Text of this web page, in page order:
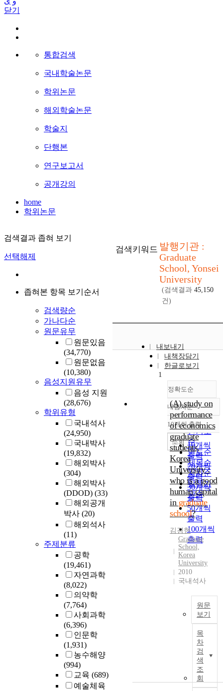
닫기
통합검색
국내학술논문
학위논문
해외학술논문
학술지
단행본
연구보고서
공개강의
home
학위논문
검색결과 좁혀 보기
선택해제
좁혀본 항목 보기순서
검색량순
가나다순
원문유무
원문있음
(34,770)
원문없음
(10,380)
음성지원유무
음성 지원
(28,676)
학위유형
국내석사
(24,950)
국내박사
(19,832)
해외박사
(304)
해외박사
(DDOD) (33)
해외공개
박사 (20)
해외석사
(11)
주제분류
공학
(19,461)
자연과학
(8,022)
의약학
(7,764)
사회과학
(6,396)
인문학
(1,931)
농수해양
(994)
교육 (689)
예술체육
검색키워드 발행기관 :
Graduate
School, Yonsei
University
(검색결과 45,150
건)
내보내기
내책장담기
한글로보기
정확도순
정확도
순
인기도
순
연도순
제목순
저자순
발행기
관순
내림차순
내림차순
10개씩 출력
10개씩
출력
20개씩
출력
30개씩
출력
50개씩
출력
100개씩
출력
조회
1
(A) study on
performance
of economics
graduate
students,
Korea
University :
who is a good
human capital
in graduate
school?
김경현
Graduate
School,
Korea
University
2010
국내석사
원문
보기
목
차
검
색
조
회